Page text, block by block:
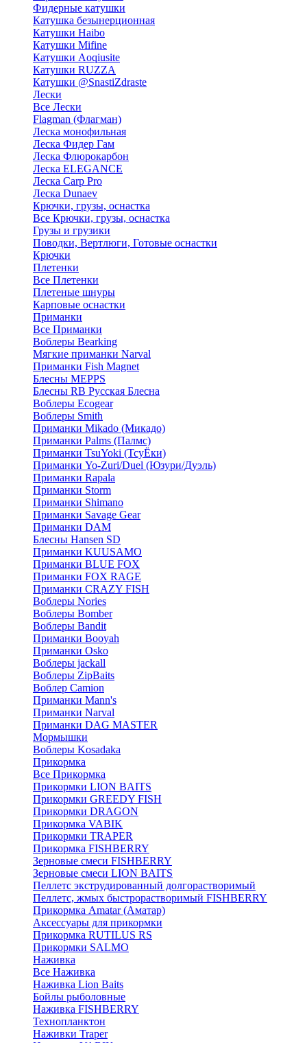
Фидерные катушки
Катушка безынерционная
Катушки Haibo
Катушки Mifine
Катушки Aoqiusite
Катушки RUZZA
Катушки @SnastiZdraste
Лески
Все Лески
Flagman (Флагман)
Леска монофильная
Леска Фидер Гам
Леска Флюрокарбон
Леска ELEGANCE
Леска Carp Pro
Леска Dunaev
Крючки, грузы, оснастка
Все Крючки, грузы, оснастка
Грузы и грузики
Поводки, Вертлюги, Готовые оснастки
Крючки
Плетенки
Все Плетенки
Плетеные шнуры
Карповые оснастки
Приманки
Все Приманки
Воблеры Bearking
Мягкие приманки Narval
Приманки Fish Magnet
Блесны MEPPS
Блесны RB Русская Блесна
Воблеры Ecogear
Воблеры Smith
Приманки Mikado (Микадо)
Приманки Palms (Палмс)
Приманки TsuYoki (ТсуЁки)
Приманки Yo-Zuri/Duel (Юзури/Дуэль)
Приманки Rapala
Приманки Storm
Приманки Shimano
Приманки Savage Gear
Приманки DAM
Блесны Hansen SD
Приманки KUUSAMO
Приманки BLUE FOX
Приманки FOX RAGE
Приманки CRAZY FISH
Воблеры Nories
Воблеры Bomber
Воблеры Bandit
Приманки Booyah
Приманки Osko
Воблеры jackall
Воблеры ZipBaits
Воблер Camion
Приманки Mann's
Приманки Narval
Приманки DAG MASTER
Мормышки
Воблеры Kosadaka
Прикормка
Все Прикормка
Прикормки LION BAITS
Прикормки GREEDY FISH
Прикормки DRAGON
Прикормка VABIK
Прикормки TRAPER
Прикормка FISHBERRY
Зерновые смеси FISHBERRY
Зерновые смеси LION BAITS
Пеллетс экструдированный долгорастворимый
Пеллетс, жмых быстрорастворимый FISHBERRY
Прикормка Amatar (Аматар)
Аксессуары для прикормки
Прикормка RUTILUS RS
Прикормки SALMO
Наживка
Все Наживка
Наживка Lion Baits
Бойлы рыболовные
Наживка FISHBERRY
Технопланктон
Наживки Traper